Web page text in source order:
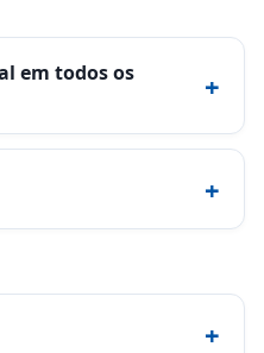
em todos os
+
+
+